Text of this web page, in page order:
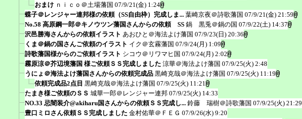
おまけ ｎｉｃｏ＠土場藩国 07/9/21(金) 1:24
蝶子＠レンジャー連邦様の依頼（SS自由枠）完成しま... 葉崎京夜＠詩歌藩国 07/9/21(金) 21:59
No.58 高原鋼一郎＠キノウツン藩国さんからの依頼 SS 鍋 黒兎＠鍋の国 07/9/22(土) 14:37
沢邑勝海さんからの依頼イラスト あおひと＠海法よけ藩国 07/9/23(日) 20:36
くま＠鍋の国さんご依頼のイラスト イク＠玄霧藩国 07/9/24(月) 1:09
詩歌藩国様からのご依頼イラスト シコウ＠リワマヒ国 07/9/24(月) 2:02
霧原涼＠芥辺境藩国 様ご依頼ＳＳ完成しました 涼華＠海法よけ藩国 07/9/25(火) 2:48
うにょ＠海法よけ藩国さんからの依頼完成品 黒崎克哉＠海法よけ藩国 07/9/25(火) 11:19
依頼完成品2点目 黒崎克哉＠海法よけ藩国 07/9/25(火) 11:21
たまき様ご依頼のＳＳ 城華一郎＠レンジャー連邦 07/9/25(火) 14:33
NO.33 忌闇装介@akiharu国さんからの依頼ＳＳ完成し... 鈴藤 瑞樹＠詩歌藩国 07/9/25(火) 21:29
豊口ミロさん依頼ＳＳ完成しました 金村佑華＠ＦＥＧ 07/9/26(水) 9:20